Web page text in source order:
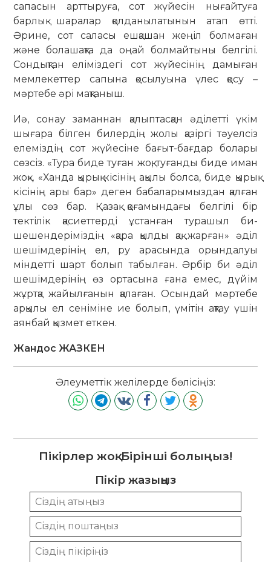
сапасын артты­руға, сот жүйесін нығайтуға
барлық шаралар қолданылатынын атап өтті.
Әрине, сот саласы ешқашан жеңіл бол­маған
және болашақта да оңай бол­майтыны белгілі.
Сондықтан еліміз­дегі сот жүйесінің дамыған
мемлекеттер сапына қосылуына үлес қосу –
мәртебе әрі мақтаныш.
Иә, сонау заманнан қалыптасқан әділетті үкім
шығара білген билердің жолы қазіргі тәуелсіз
елеміздің сот жүйесіне бағыт-бағдар болары
сөзсіз. «Тура биде туған жоқ, туғанды биде иман
жоқ», «Ханда қырық кісінің ақылы болса, биде қырық
кісінің ары бар» деген бабаларымыздан қалған
ұлы сөз бар. Қазақ қоғамындағы белгілі бір
тектілік қасиеттерді ұстанған тура­шыл би-
шешендеріміздің «қара қылды қақ жарған» әділ
шешімдерінің ел, ру арасында орындалуы
міндетті шарт болып табылған. Әрбір би әділ
шешім­дерінің өз ортасына ғана емес, дүйім
жұртқа жайылғанын қалаған. Осындай мәртебе
арқылы ел сеніміне ие болып, үмітін ақтау үшін
аянбай қызмет еткен.
Жандос ЖАЗКЕН
Әлеуметтік желілерде бөлісіңіз:
Пікірлер жоқ. Бірінші болыңыз!
Пікір жазыңыз